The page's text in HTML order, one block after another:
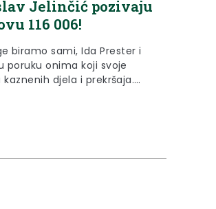
Jelinčić pozivaju
116 006!
biramo sami, Ida Prester i
poruku onima koji svoje
djela i prekršaja.
116 006!“